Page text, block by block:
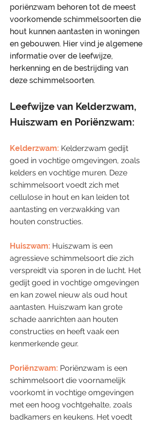
poriënzwam behoren tot de meest
voorkomende schimmelsoorten die
hout kunnen aantasten in woningen
en gebouwen. Hier vind je algemene
informatie over de leefwijze,
herkenning en de bestrijding van
deze schimmelsoorten.
​Leefwijze van Kelderzwam,
Huiszwam en Poriënzwam:
Kelderzwam: Kelderzwam gedijt
goed in vochtige omgevingen, zoals
kelders en vochtige muren. Deze
schimmelsoort voedt zich met
cellulose in hout en kan leiden tot
aantasting en verzwakking van
houten constructies.
Huiszwam: Huiszwam is een
agressieve schimmelsoort die zich
verspreidt via sporen in de lucht. Het
gedijt goed in vochtige omgevingen
en kan zowel nieuw als oud hout
aantasten. Huiszwam kan grote
schade aanrichten aan houten
constructies en heeft vaak een
kenmerkende geur.
Poriënzwam: Poriënzwam is een
schimmelsoort die voornamelijk
voorkomt in vochtige omgevingen
met een hoog vochtgehalte, zoals
badkamers en keukens. Het voedt